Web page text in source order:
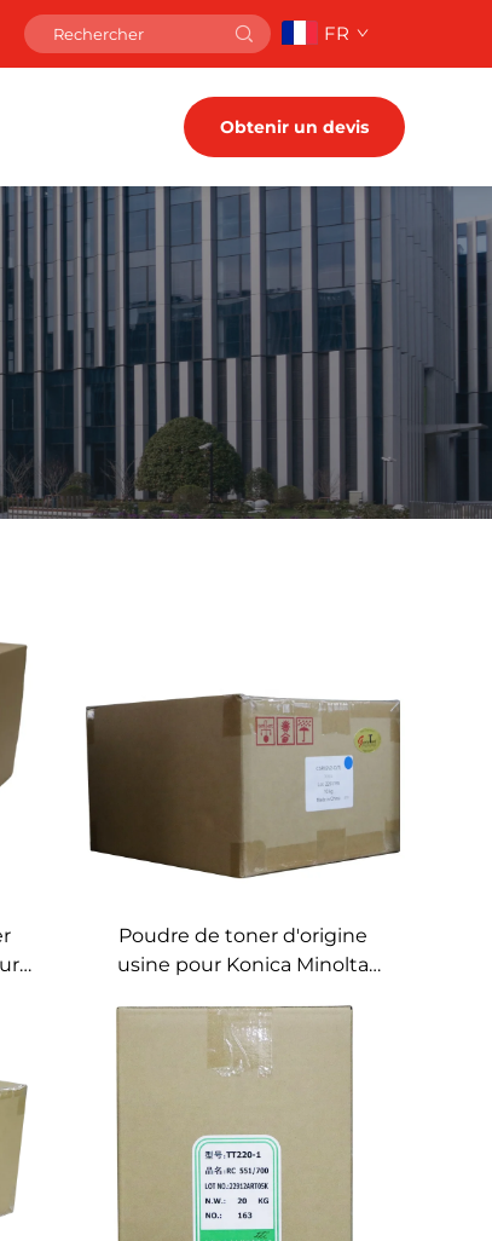
FR
Obtenir un devis
Poudre de toner d'origine
usine pour Konica Minolta
C450i/550i/650i
C227i/C257i/C287i TN328 TN227